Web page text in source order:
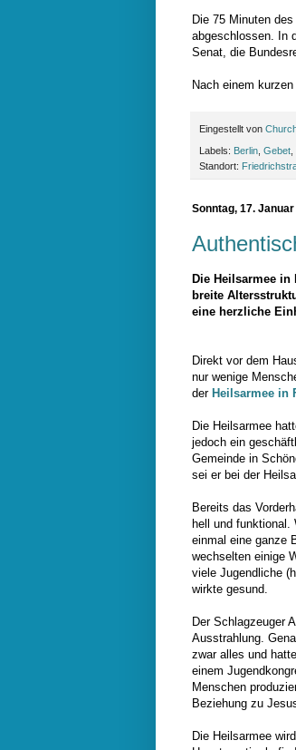
Die 75 Minuten
abgeschlossen. In
Senat, die
Nach einem
Eingestellt von
Labels: Berlin Gebet
Standort:
Sonntag, 17.
Die Heilsarmee
breite
eine herzliche
Direkt vor dem
nur wenige
der Heilsarmee in
Die Heilsarmee
jedoch ein
Gemeinde in
sei er bei der
Bereits das
hell und funktional.
einmal eine ganze
wechselten einige
viele Jugendliche
wirkte gesund.
Der Schlagzeuger
Ausstrahlung.
zwar alles und
einem
Menschen
Beziehung zu
Die Heilsarmee